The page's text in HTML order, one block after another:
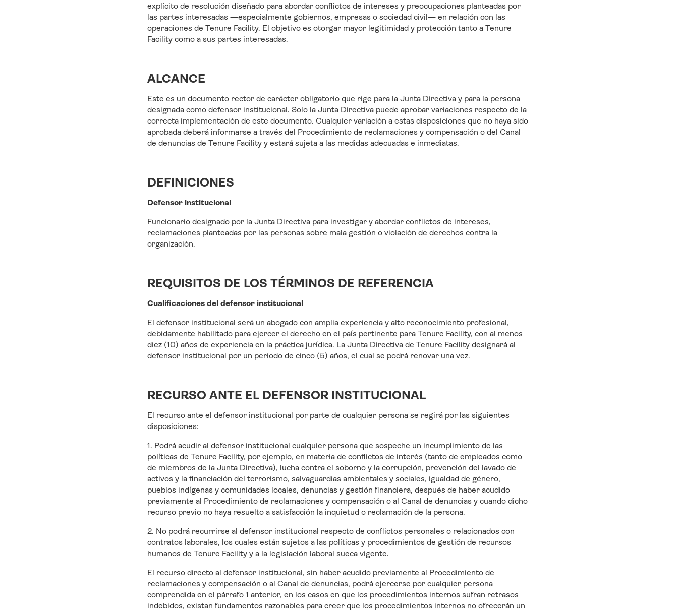
explícito de resolución diseñado para abordar conflictos de intereses y preocupaciones planteadas por
las partes interesadas —especialmente gobiernos, empresas o sociedad civil— en relación con las
operaciones de Tenure Facility. El objetivo es otorgar mayor legitimidad y protección tanto a Tenure
Facility como a sus partes interesadas.
ALCANCE
Este es un documento rector de carácter obligatorio que rige para la Junta Directiva y para la persona
designada como defensor institucional. Solo la Junta Directiva puede aprobar variaciones respecto de la
correcta implementación de este documento. Cualquier variación a estas disposiciones que no haya sido
aprobada deberá informarse a través del Procedimiento de reclamaciones y compensación o del Canal
de denuncias de Tenure Facility y estará sujeta a las medidas adecuadas e inmediatas.
DEFINICIONES
Defensor institucional
Funcionario designado por la Junta Directiva para investigar y abordar conflictos de intereses,
reclamaciones planteadas por las personas sobre mala gestión o violación de derechos contra la
organización.
REQUISITOS DE LOS TÉRMINOS DE REFERENCIA
Cualificaciones del defensor institucional
El defensor institucional será un abogado con amplia experiencia y alto reconocimiento profesional,
debidamente habilitado para ejercer el derecho en el país pertinente para Tenure Facility, con al menos
diez (10) años de experiencia en la práctica jurídica. La Junta Directiva de Tenure Facility designará al
defensor institucional por un periodo de cinco (5) años, el cual se podrá renovar una vez.
RECURSO ANTE EL DEFENSOR INSTITUCIONAL
El recurso ante el defensor institucional por parte de cualquier persona se regirá por las siguientes
disposiciones:
1. Podrá acudir al defensor institucional cualquier persona que sospeche un incumplimiento de las
políticas de Tenure Facility, por ejemplo, en materia de conflictos de interés (tanto de empleados como
de miembros de la Junta Directiva), lucha contra el soborno y la corrupción, prevención del lavado de
activos y la financiación del terrorismo, salvaguardias ambientales y sociales, igualdad de género,
pueblos indígenas y comunidades locales, denuncias y gestión financiera, después de haber acudido
previamente al Procedimiento de reclamaciones y compensación o al Canal de denuncias y cuando dicho
recurso previo no haya resuelto a satisfacción la inquietud o reclamación de la persona.
2. No podrá recurrirse al defensor institucional respecto de conflictos personales o relacionados con
contratos laborales, los cuales están sujetos a las políticas y procedimientos de gestión de recursos
humanos de Tenure Facility y a la legislación laboral sueca vigente.
El recurso directo al defensor institucional, sin haber acudido previamente al Procedimiento de
reclamaciones y compensación o al Canal de denuncias, podrá ejercerse por cualquier persona
comprendida en el párrafo 1 anterior, en los casos en que los procedimientos internos sufran retrasos
indebidos, existan fundamentos razonables para creer que los procedimientos internos no ofrecerán un